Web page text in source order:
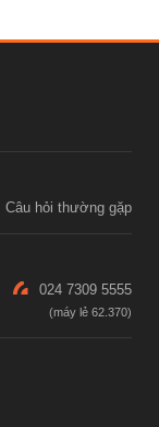
Câu hỏi thường gặp
024 7309 5555